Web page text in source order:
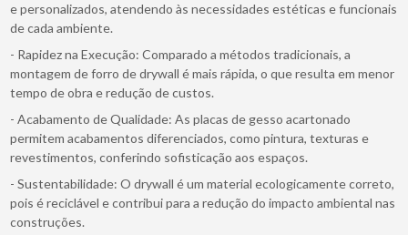
e personalizados, atendendo às necessidades estéticas e funcionais
de cada ambiente.
- Rapidez na Execução: Comparado a métodos tradicionais, a
montagem de forro de drywall é mais rápida, o que resulta em menor
tempo de obra e redução de custos.
- Acabamento de Qualidade: As placas de gesso acartonado
permitem acabamentos diferenciados, como pintura, texturas e
revestimentos, conferindo sofisticação aos espaços.
- Sustentabilidade: O drywall é um material ecologicamente correto,
pois é reciclável e contribui para a redução do impacto ambiental nas
construções.